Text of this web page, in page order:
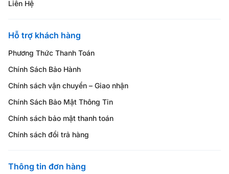
Liên Hệ
Hỗ trợ khách hàng
Phương Thức Thanh Toán
Chính Sách Bảo Hành
Chính sách vận chuyển – Giao nhận
Chính Sách Bảo Mật Thông Tin
Chính sách bảo mật thanh toán
Chính sách đổi trả hàng
Thông tin đơn hàng